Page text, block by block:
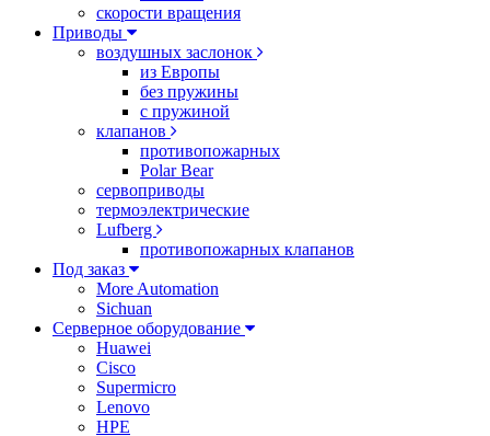
скорости вращения
Приводы
воздушных заслонок
из Европы
без пружины
с пружиной
клапанов
противопожарных
Polar Bear
сервоприводы
термоэлектрические
Lufberg
противопожарных клапанов
Под заказ
More Automation
Sichuan
Серверное оборудование
Huawei
Cisco
Supermicro
Lenovo
HPE